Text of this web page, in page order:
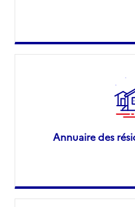
Annuaire des